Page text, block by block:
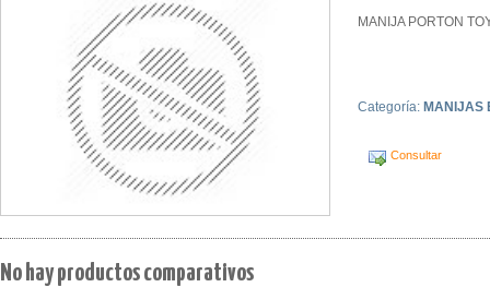
MANIJA PORTON
Categoría: MANIJAS
Consultar
No hay productos comparativos